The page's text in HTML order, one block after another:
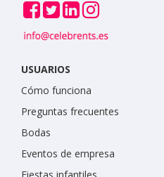
USUARIOS
Cómo funciona
Preguntas frecuentes
Bodas
Eventos de empresa